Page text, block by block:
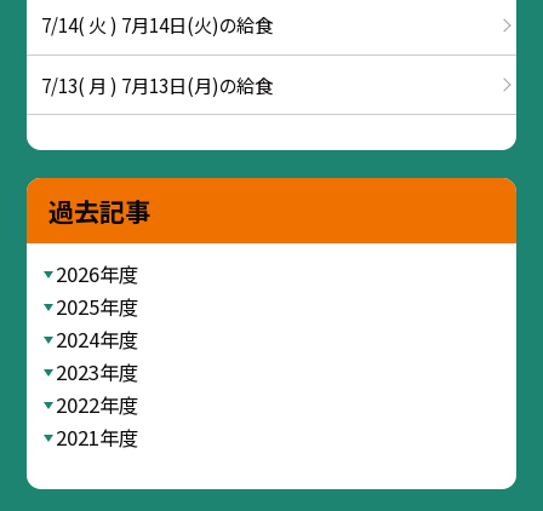
7/14( 火 ) 7月14日(火)の給食
7/13( 月 ) 7月13日(月)の給食
過去記事
2026年度
2025年度
2024年度
2023年度
2022年度
2021年度